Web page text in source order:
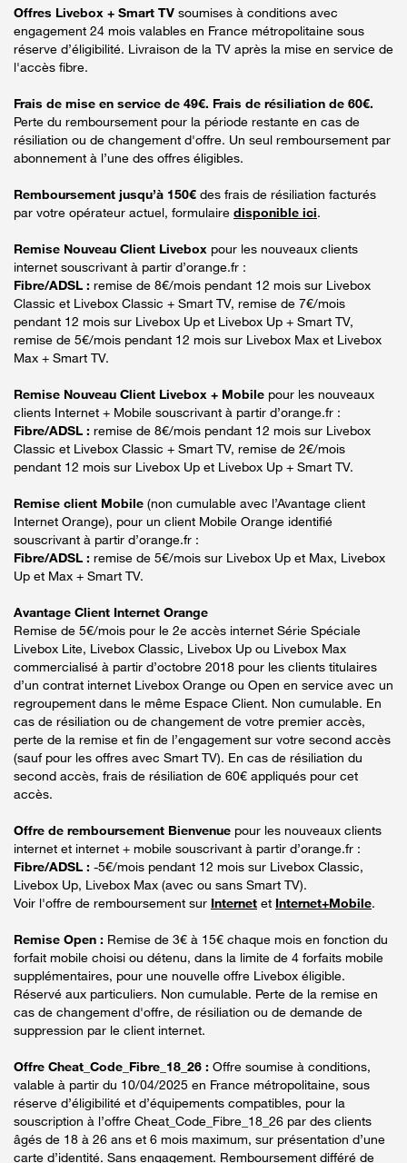
Offres Livebox + Smart TV soumises à conditions avec
engagement 24 mois valables en France métropolitaine sous
réserve d’éligibilité. Livraison de la TV après la mise en service de
l'accès fibre.
Frais de mise en service de 49€. Frais de résiliation de 60€.
Perte du remboursement pour la période restante en cas de
résiliation ou de changement d'offre. Un seul remboursement par
abonnement à l’une des offres éligibles.
Remboursement jusqu’à 150€ des frais de résiliation facturés
par votre opérateur actuel, formulaire disponible ici.
Remise Nouveau Client Livebox pour les nouveaux clients
internet souscrivant à partir d’orange.fr :
Fibre/ADSL : remise de 8€/mois pendant 12 mois sur Livebox
Classic et Livebox Classic + Smart TV, remise de 7€/mois
pendant 12 mois sur Livebox Up et Livebox Up + Smart TV,
remise de 5€/mois pendant 12 mois sur Livebox Max et Livebox
Max + Smart TV.
Remise Nouveau Client Livebox + Mobile pour les nouveaux
clients Internet + Mobile souscrivant à partir d’orange.fr :
Fibre/ADSL : remise de 8€/mois pendant 12 mois sur Livebox
Classic et Livebox Classic + Smart TV, remise de 2€/mois
pendant 12 mois sur Livebox Up et Livebox Up + Smart TV.
Remise client Mobile (non cumulable avec l’Avantage client
Internet Orange), pour un client Mobile Orange identifié
souscrivant à partir d’orange.fr :
Fibre/ADSL : remise de 5€/mois sur Livebox Up et Max, Livebox
Up et Max + Smart TV.
Avantage Client Internet Orange
Remise de 5€/mois pour le 2e accès internet Série Spéciale
Livebox Lite, Livebox Classic, Livebox Up ou Livebox Max
commercialisé à partir d’octobre 2018 pour les clients titulaires
d’un contrat internet Livebox Orange ou Open en service avec un
regroupement dans le même Espace Client. Non cumulable. En
cas de résiliation ou de changement de votre premier accès,
perte de la remise et fin de l’engagement sur votre second accès
(sauf pour les offres avec Smart TV). En cas de résiliation du
second accès, frais de résiliation de 60€ appliqués pour cet
accès.
Offre de remboursement Bienvenue pour les nouveaux clients
internet et internet + mobile souscrivant à partir d’orange.fr :
Fibre/ADSL : -5€/mois pendant 12 mois sur Livebox Classic,
Livebox Up, Livebox Max (avec ou sans Smart TV).
Voir l'offre de remboursement sur Internet et Internet+Mobile.
Remise Open : Remise de 3€ à 15€ chaque mois en fonction du
forfait mobile choisi ou détenu, dans la limite de 4 forfaits mobile
supplémentaires, pour une nouvelle offre Livebox éligible.
Réservé aux particuliers. Non cumulable. Perte de la remise en
cas de changement d'offre, de résiliation ou de demande de
suppression par le client internet.
Offre Cheat_Code_Fibre_18_26 : Offre soumise à conditions,
valable à partir du 10/04/2025 en France métropolitaine, sous
réserve d’éligibilité et d’équipements compatibles, pour la
souscription à l’offre Cheat_Code_Fibre_18_26 par des clients
âgés de 18 à 26 ans et 6 mois maximum, sur présentation d’une
carte d’identité. Sans engagement. Remboursement différé de